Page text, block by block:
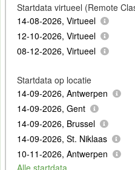
Startdata virtueel (Remote
14-08-2026, Virtueel
12-10-2026, Virtueel
08-12-2026, Virtueel
Startdata op locatie
14-09-2026, Antwerpen
14-09-2026, Gent
14-09-2026, Brussel
14-09-2026, St. Niklaas
10-11-2026, Antwerpen
Alle startdata